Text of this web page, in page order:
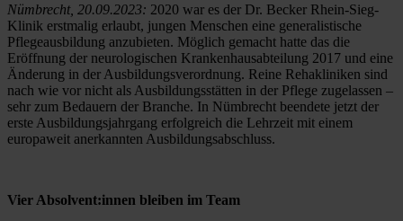
Nümbrecht, 20.09.2023: 2020 war es der Dr. Becker Rhein-Sieg-
Klinik erstmalig erlaubt, jungen Menschen eine generalistische
Pflegeausbildung anzubieten. Möglich gemacht hatte das die
Eröffnung der neurologischen Krankenhausabteilung 2017 und eine
Änderung in der Ausbildungsverordnung. Reine Rehakliniken sind
nach wie vor nicht als Ausbildungsstätten in der Pflege zugelassen –
sehr zum Bedauern der Branche. In Nümbrecht beendete jetzt der
erste Ausbildungsjahrgang erfolgreich die Lehrzeit mit einem
europaweit anerkannten Ausbildungsabschluss.
Vier Absolvent:innen bleiben im Team